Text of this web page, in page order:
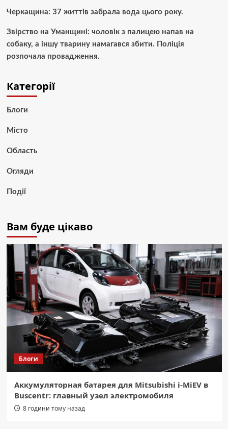
Черкащина: 37 життів забрала вода цього року.
Звірство на Уманщині: чоловік з палицею напав на
собаку, а іншу тварину намагався збити. Поліція
розпочала провадження.
Категорії
Блоги
Місто
Область
Огляди
Події
Вам буде цікаво
Блоги
Аккумуляторная батарея для Mitsubishi i-MiEV в
Buscentr: главный узел электромобиля
8 години тому назад